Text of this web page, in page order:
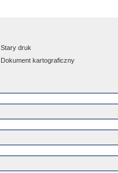
Stary druk
Dokument kartograficzny